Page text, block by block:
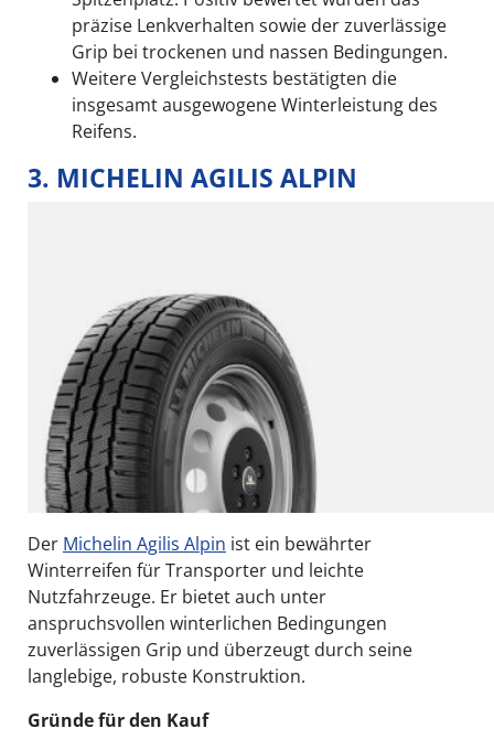
präzise Lenkverhalten sowie der zuverlässige
Grip bei trockenen und nassen Bedingungen.
Weitere Vergleichstests bestätigten die
insgesamt ausgewogene Winterleistung des
Reifens.
3. MICHELIN AGILIS ALPIN
Der Michelin Agilis Alpin ist ein bewährter
Winterreifen für Transporter und leichte
Nutzfahrzeuge. Er bietet auch unter
anspruchsvollen winterlichen Bedingungen
zuverlässigen Grip und überzeugt durch seine
langlebige, robuste Konstruktion.
Gründe für den Kauf